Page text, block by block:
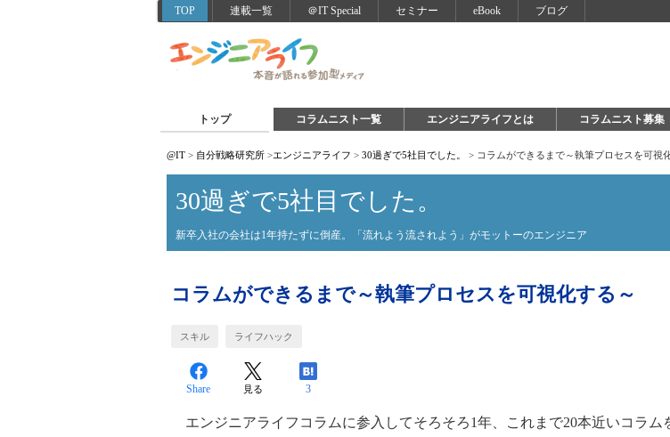
TOP 連載一覧 ＠IT Special セミナー eBook ブログ
トップ コラムニスト一覧 エンジニアライフとは コラムニスト募集
@IT > 自分戦略研究所 >エンジニアライフ > 30過ぎで5社目でした。 > コラムができるまで～執筆プロセスを可視
30過ぎで5社目でした。
新卒入社の会社は1年持たずに倒産。「流れよう流されよう」がモットーのエンジニア
コラムができるまで～執筆プロセスを可視化する～
スキル ライフハック
Share 見る 3
エンジニアライフコラムに参入してそろそろ1年、これまで20本近いコラム